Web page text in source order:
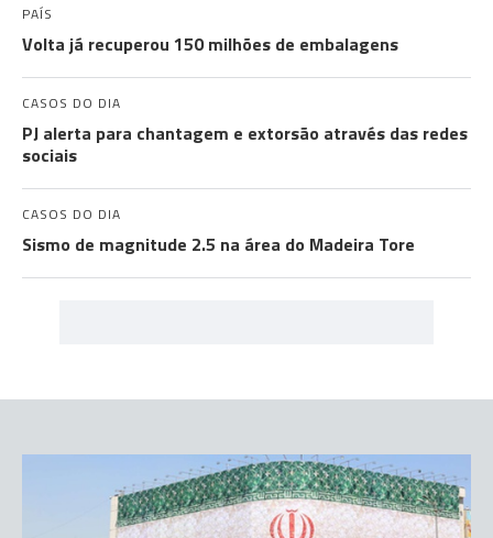
PAÍS
Volta já recuperou 150 milhões de embalagens
CASOS DO DIA
PJ alerta para chantagem e extorsão através das redes
sociais
CASOS DO DIA
Sismo de magnitude 2.5 na área do Madeira Tore